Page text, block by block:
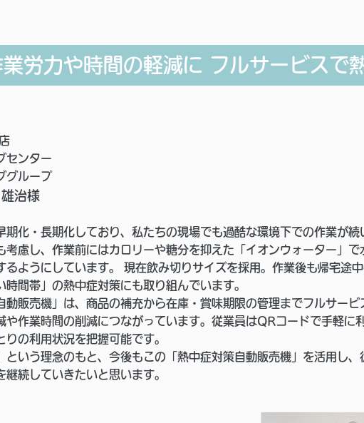
業労力や時間の軽減に フルサービスで
センター
グループ
治様
化・長期化しており、私たちの現場でも過酷な環境下での作業が続
考慮し、作業前にはカロリーや糖分を抑えた「イオンウォーター」
るようにしています。 現在飲み切りサイズを採用。作業後も帰宅途
時間帯」の熱中症対策にも取り組んでいます。
販売機」は、商品の補充から在庫・賞味期限の管理までフルサービ
や作業時間の削減につながっています。従業員はQRコードで手軽に
りの利用状況を把握可能です。
いう理念のもと、今後もこの「熱中症対策自動販売機」を活用し、
継続していきたいと思います。